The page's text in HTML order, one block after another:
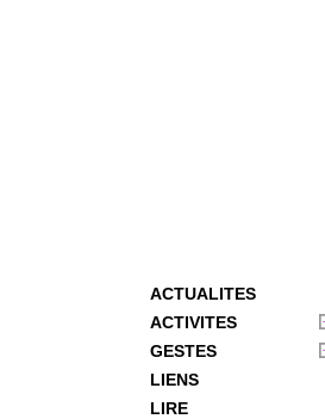
ACTUALITES
ACTIVITES
GESTES
LIENS
LIRE